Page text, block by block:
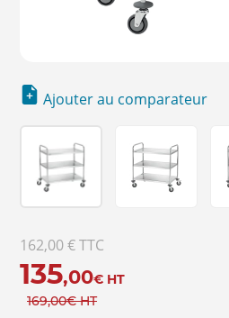
Ajouter au comparateur
162,00 €TTC
135,00€ HT
169,00€ HT